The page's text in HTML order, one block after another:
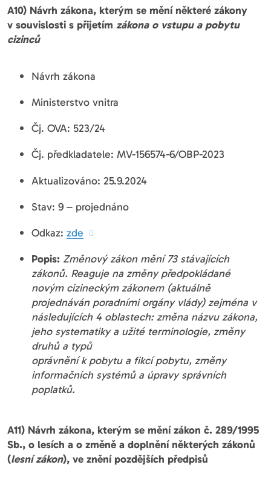
A10) Návrh zákona, kterým se mění některé zákony
v souvislosti s přijetím zákona o vstupu a pobytu
cizinců
Návrh zákona
Ministerstvo vnitra
Čj. OVA: 523/24
Čj. předkladatele: MV-156574-6/OBP-2023
Aktualizováno: 25.9.2024
Stav: 9 – projednáno
Odkaz: zde
Popis: Změnový zákon mění 73 stávajících
zákonů. Reaguje na změny předpokládané
novým cizineckým zákonem (aktuálně
projednáván poradními orgány vlády) zejména v
následujících 4 oblastech: změna názvu zákona,
jeho systematiky a užité terminologie, změny
druhů a typů
oprávnění k pobytu a fikcí pobytu, změny
informačních systémů a úpravy správních
poplatků.
A11) Návrh zákona, kterým se mění zákon č. 289/1995
Sb., o lesích a o změně a doplnění některých zákonů
(lesní zákon), ve znění pozdějších předpisů